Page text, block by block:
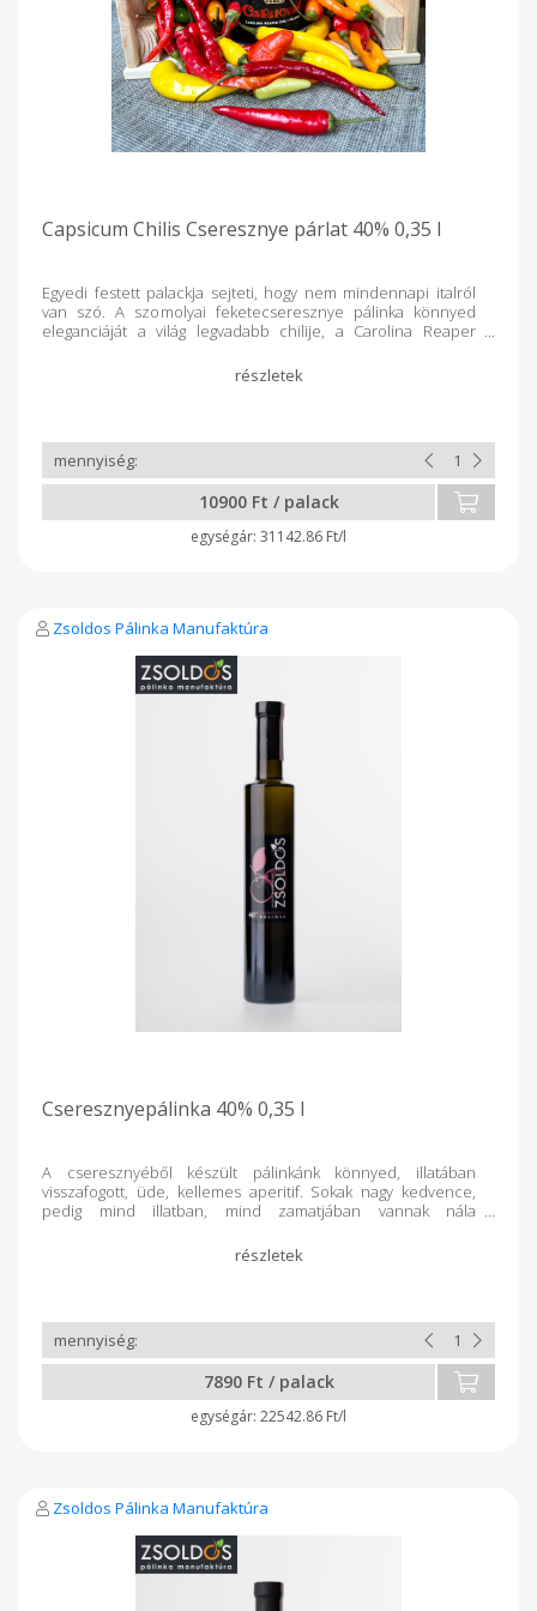
Capsicum Chilis Cseresznye párlat 40% 0,35 l
Egyedi festett palackja sejteti, hogy nem mindennapi italról
van szó. A szomolyai feketecseresznye pálinka könnyed
eleganciáját a világ legvadabb chilije, a Carolina Reaper
beágyazásra a pálinkába - olyan mértékben, hogy az még
ízletes és kellemesen fogyasztható legyen. Az eredmény
gyümölcsös, a lecsengés viszont tüzes. A Capsicum nem csak
egy párlat, hanem egy kihívás, pohárban!
10900 Ft / palack
31142.86 Ft/l
Zsoldos Pálinka Manufaktúra
Cseresznyepálinka 40% 0,35 l
A cseresznyéből készült pálinkánk könnyed, illatában
visszafogott, üde, kellemes aperitif. Sokak nagy kedvence,
pedig mind illatban, mind zamatjában vannak nála
könnyed, finom és nem erős. Fogyasztása szobahőmérséklet
alatt, 18-20 Celsius fokon válik a legélvezetesebbé. Mivel nem
7890 Ft / palack
22542.86 Ft/l
Zsoldos Pálinka Manufaktúra